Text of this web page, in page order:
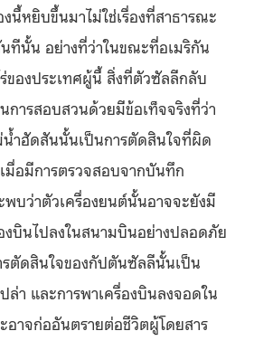
นี้หยิบขึ้นมาไม่ใช่เรื่องที่สาธารณะ
ทีนั้น อย่างที่ว่าในขณะที่อเมริกัน
ของประเทศผู้นี้ สิ่งที่ตัวซัลลีกลับ
การสอบสวนด้วยมีข้อเท็จจริงที่ว่า
น้ำฮัดสันนั้นเป็นการตัดสินใจที่ผิด
มื่อมีการตรวจสอบจากบันทึก
บว่าตัวเครื่องยนต์นั้นอาจจะยังมี
งบินไปลงในสนามบินอย่างปลอดภัย
รตัดสินใจของกัปตันซัลลีนั้นเป็น
า และการพาเครื่องบินลงจอดใน
อาจก่ออันตรายต่อชีวิตผู้โดยสาร